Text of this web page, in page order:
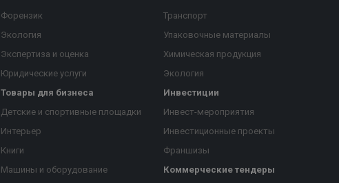
Форензик
Экология
Экспертиза и оценка
Юридические услуги
Товары для бизнеса
Детские и спортивные площадки
Интерьер
Книги
Машины и оборудование
Транспорт
Упаковочные материалы
Химическая продукция
Экология
Инвестиции
Инвест-мероприятия
Инвестиционные проекты
Франшизы
Коммерческие тендеры